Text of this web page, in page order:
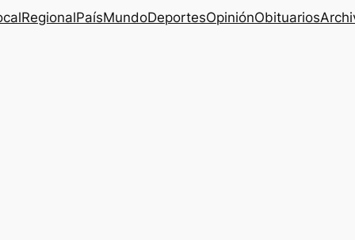
RegionalPaísMundoDeportesOpiniónObituarios